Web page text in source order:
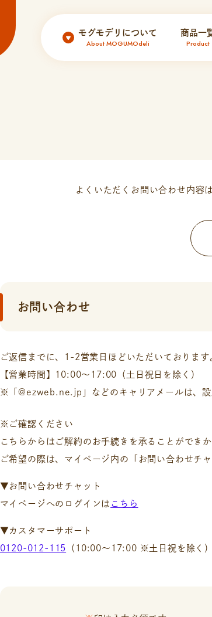
モグモデリについて
About MOGUMOdeli
商品一
Product
よくいただくお問い合わせ内容
お問い合わせ
ご返信までに、1-2営業日ほどいただいております
【営業時間】10:00〜17:00（土日祝日を除く）
※「@ezweb.ne.jp」などのキャリアメールは、設
※ご確認ください
こちらからはご解約のお手続きを承ることができか
ご希望の際は、マイページ内の「お問い合わせチ
▼お問い合わせチャット
マイページへのログインは こちら
▼カスタマーサポート
0120-012-115 （10:00～17:00 ※土日祝を除く）